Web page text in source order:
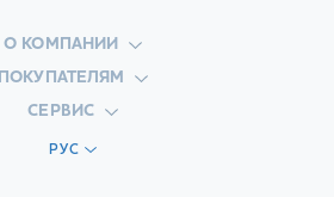
О КОМПАНИИ
ПОКУПАТЕЛЯМ
СЕРВИС
РУС